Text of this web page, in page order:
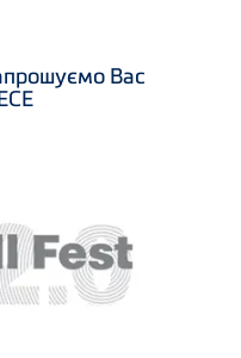
Вас